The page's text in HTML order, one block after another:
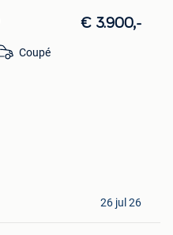
€ 3.900,-
Coupé
26 jul 26